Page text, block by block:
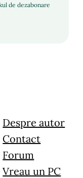
de dezabonare
Despre autor
Contact
Forum
Vreau un PC